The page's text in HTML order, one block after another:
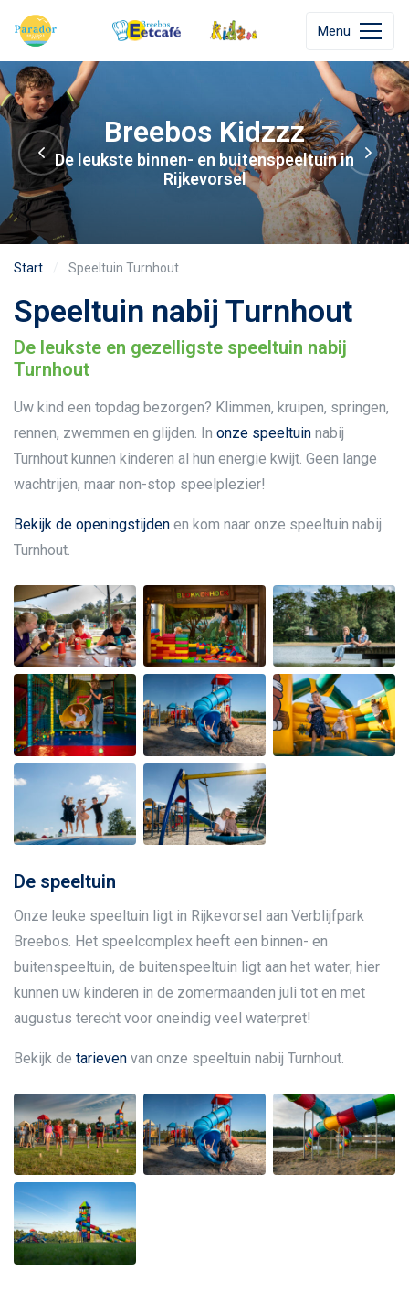
Menu
in
Volop
Binnen- en buitenspeeltuin
Start Speeltuin Turnhout
Speeltuin nabij Turnhout
De leukste en gezelligste speeltuin nabij
Turnhout
Uw kind een topdag bezorgen? Klimmen, kruipen, springen,
rennen, zwemmen en glijden. In onze speeltuin nabij
Turnhout kunnen kinderen al hun energie kwijt. Geen lange
wachtrijen, maar non-stop speelplezier!
Bekijk de openingstijden en kom naar onze speeltuin nabij
Turnhout.
De speeltuin
Onze leuke speeltuin ligt in Rijkevorsel aan Verblijfpark
Breebos. Het speelcomplex heeft een binnen- en
buitenspeeltuin, de buitenspeeltuin ligt aan het water; hier
kunnen uw kinderen in de zomermaanden juli tot en met
augustus terecht voor oneindig veel waterpret!
Bekijk de tarieven van onze speeltuin nabij Turnhout.